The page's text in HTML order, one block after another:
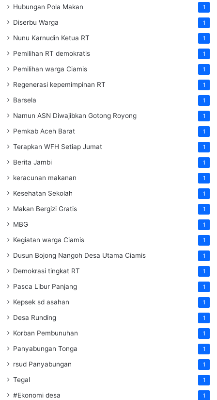
Hubungan Pola Makan 1
Diserbu Warga 1
Nunu Karnudin Ketua RT 1
Pemilihan RT demokratis 1
Pemilihan warga Ciamis 1
Regenerasi kepemimpinan RT 1
Barsela 1
Namun ASN Diwajibkan Gotong Royong 1
Pemkab Aceh Barat 1
Terapkan WFH Setiap Jumat 1
Berita Jambi 1
keracunan makanan 1
Kesehatan Sekolah 1
Makan Bergizi Gratis 1
MBG 1
Kegiatan warga Ciamis 1
Dusun Bojong Nangoh Desa Utama Ciamis 1
Demokrasi tingkat RT 1
Pasca Libur Panjang 1
Kepsek sd asahan 1
Desa Runding 1
Korban Pembunuhan 1
Panyabungan Tonga 1
rsud Panyabungan 1
Tegal 1
#Ekonomi desa 1